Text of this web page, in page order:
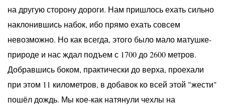
на другую сторону дороги. Нам пришлось ехать сильно
наклонившись набок, ибо прямо ехать совсем
невозможно. Но как всегда, этого было мало матушке-
природе и нас ждал подъем с 1700 до 2600 метров.
Добравшись боком, практически до верха, проехали
при этом 11 километров, в добавок ко всей этой "жести"
пошёл дождь. Мы кое-как натянули чехлы на